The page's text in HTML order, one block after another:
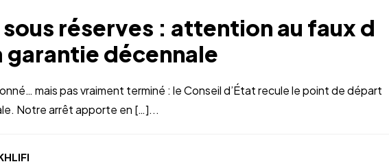
réserves : attention au faux d
garantie décennale
mais pas vraiment terminé : le Conseil d’État recule le point de départ
Notre arrêt apporte en […]...